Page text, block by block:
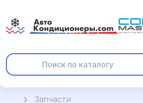
ГлавнаяЗапчасти